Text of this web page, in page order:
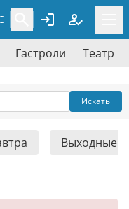
Гастроли Театр
Искать
Выходные